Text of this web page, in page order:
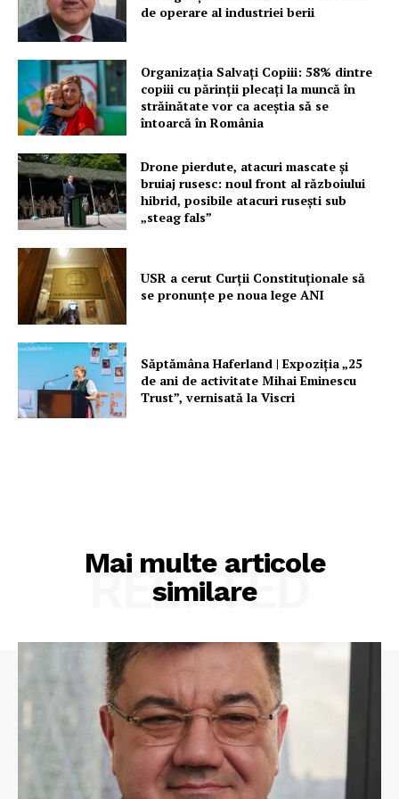
de operare al industriei berii
Organizația Salvați Copiii: 58% dintre
copiii cu părinții plecați la muncă în
străinătate vor ca aceștia să se
întoarcă în România
Drone pierdute, atacuri mascate și
bruiaj rusesc: noul front al războiului
hibrid, posibile atacuri rusești sub
„steag fals”
USR a cerut Curții Constituționale să
se pronunțe pe noua lege ANI
Săptămâna Haferland | Expoziţia „25
de ani de activitate Mihai Eminescu
Trust”, vernisată la Viscri
Mai multe articole
similare
RELATED